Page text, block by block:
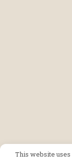
This website